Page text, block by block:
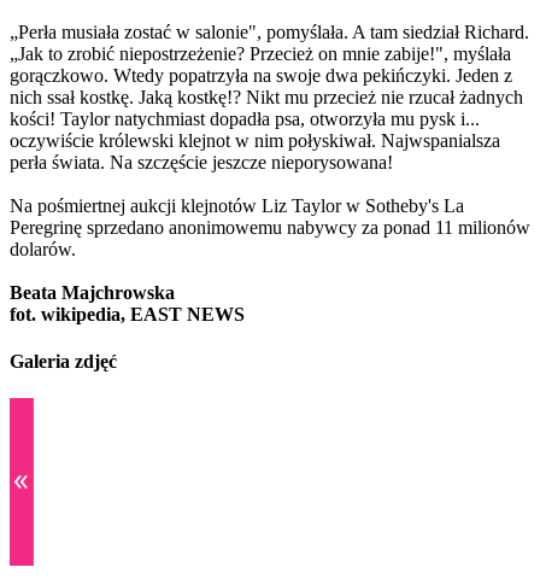
„Perła musiała zostać w salonie", pomyślała. A tam siedział Richard.
„Jak to zrobić niepostrzeżenie? Przecież on mnie zabije!", myślała
gorączkowo. Wtedy popatrzyła na swoje dwa pekińczyki. Jeden z
nich ssał kostkę. Jaką kostkę!? Nikt mu przecież nie rzucał żadnych
kości! Taylor natychmiast dopadła psa, otworzyła mu pysk i...
oczywiście królewski klejnot w nim połyskiwał. Najwspanialsza
perła świata. Na szczęście jeszcze nieporysowana!
Na pośmiertnej aukcji klejnotów Liz Taylor w Sotheby's La
Peregrinę sprzedano anonimowemu nabywcy za ponad 11 milionów
dolarów.
Beata Majchrowska
fot. wikipedia, EAST NEWS
Galeria zdjęć